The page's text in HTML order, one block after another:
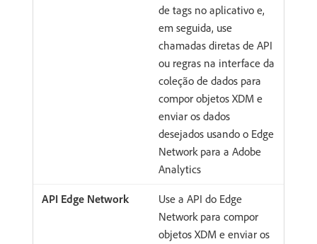
de tags no aplicativo e,
em seguida, use
chamadas diretas de API
ou regras na interface da
coleção de dados para
compor objetos XDM e
enviar os dados
desejados usando o Edge
Network para a Adobe
Analytics
Use a API do Edge
Network para compor
objetos XDM e enviar os